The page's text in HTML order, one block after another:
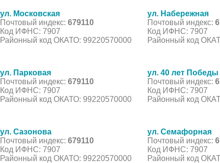
ул. Московская
Почтовый индекс: 679110
Код ИФНС: 7907
Районный код ОКАТО: 99220570000
ул. Набережная
Почтовый индекс:
Код ИФНС: 7907
Районный код
ул. Парковая
Почтовый индекс: 679110
Код ИФНС: 7907
Районный код ОКАТО: 99220570000
ул. 40 лет Победы
Почтовый индекс:
Код ИФНС: 7907
Районный код
ул. Сазонова
Почтовый индекс: 679110
Код ИФНС: 7907
Районный код ОКАТО: 99220570000
ул. Семафорная
Почтовый индекс:
Код ИФНС: 7907
Районный код